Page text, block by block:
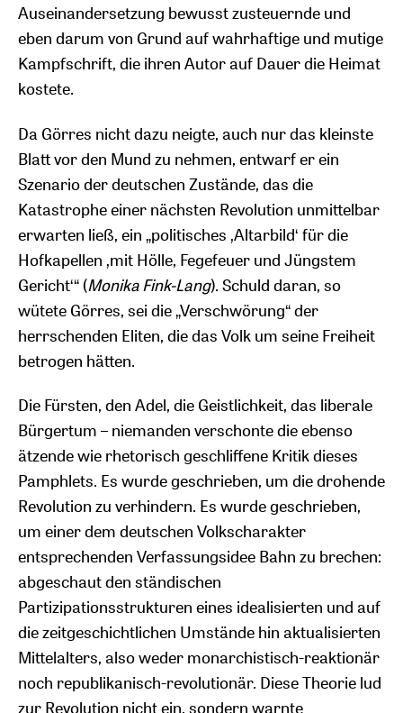
Auseinandersetzung bewusst zusteuernde und
eben darum von Grund auf wahrhaftige und mutige
Kampfschrift, die ihren Autor auf Dauer die Heimat
kostete.
Da Görres nicht dazu neigte, auch nur das kleinste
Blatt vor den Mund zu nehmen, entwarf er ein
Szenario der deutschen Zustände, das die
Katastrophe einer nächsten Revolution unmittelbar
erwarten ließ, ein „politisches ‚Altarbild‘ für die
Hofkapellen ‚mit Hölle, Fegefeuer und Jüngstem
Gericht‘“ (Monika Fink-Lang). Schuld daran, so
wütete Görres, sei die „Verschwörung“ der
herrschenden Eliten, die das Volk um seine Freiheit
betrogen hätten.
Die Fürsten, den Adel, die Geistlichkeit, das liberale
Bürgertum – niemanden verschonte die ebenso
ätzende wie rhetorisch geschliffene Kritik dieses
Pamphlets. Es wurde geschrieben, um die drohende
Revolution zu verhindern. Es wurde geschrieben,
um einer dem deutschen Volkscharakter
entsprechenden Verfassungsidee Bahn zu brechen:
abgeschaut den ständischen
Partizipationsstrukturen eines idealisierten und auf
die zeitgeschichtlichen Umstände hin aktualisierten
Mittelalters, also weder monarchistisch-reaktionär
noch republikanisch-revolutionär. Diese Theorie lud
zur Revolution nicht ein, sondern warnte